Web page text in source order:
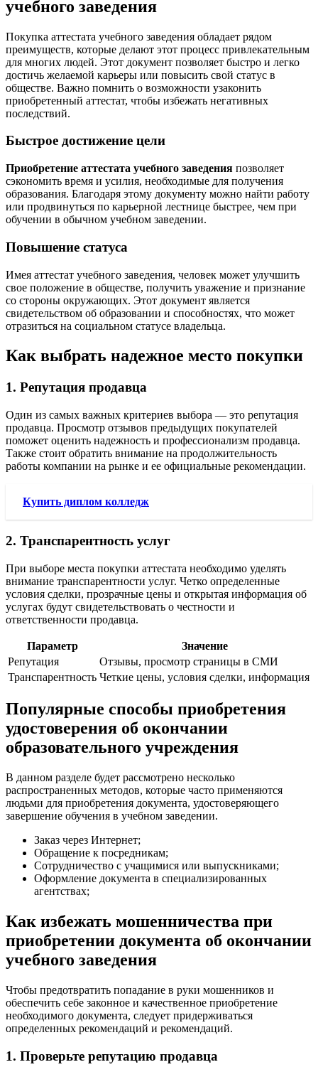
учебного заведения
Покупка аттестата учебного заведения обладает рядом
преимуществ, которые делают этот процесс привлекательным
для многих людей. Этот документ позволяет быстро и легко
достичь желаемой карьеры или повысить свой статус в
обществе. Важно помнить о возможности узаконить
приобретенный аттестат, чтобы избежать негативных
последствий.
Быстрое достижение цели
Приобретение аттестата учебного заведения позволяет
сэкономить время и усилия, необходимые для получения
образования. Благодаря этому документу можно найти работу
или продвинуться по карьерной лестнице быстрее, чем при
обучении в обычном учебном заведении.
Повышение статуса
Имея аттестат учебного заведения, человек может улучшить
свое положение в обществе, получить уважение и признание
со стороны окружающих. Этот документ является
свидетельством об образовании и способностях, что может
отразиться на социальном статусе владельца.
Как выбрать надежное место покупки
1. Репутация продавца
Один из самых важных критериев выбора — это репутация
продавца. Просмотр отзывов предыдущих покупателей
поможет оценить надежность и профессионализм продавца.
Также стоит обратить внимание на продолжительность
работы компании на рынке и ее официальные рекомендации.
Купить диплом колледж
2. Транспарентность услуг
При выборе места покупки аттестата необходимо уделять
внимание транспарентности услуг. Четко определенные
условия сделки, прозрачные цены и открытая информация об
услугах будут свидетельствовать о честности и
ответственности продавца.
Параметр
Значение
Репутация
Отзывы, просмотр страницы в СМИ
Транспарентность Четкие цены, условия сделки, информация
Популярные способы приобретения
удостоверения об окончании
образовательного учреждения
В данном разделе будет рассмотрено несколько
распространенных методов, которые часто применяются
людьми для приобретения документа, удостоверяющего
завершение обучения в учебном заведении.
Заказ через Интернет;
Обращение к посредникам;
Сотрудничество с учащимися или выпускниками;
Оформление документа в специализированных
агентствах;
Как избежать мошенничества при
приобретении документа об окончании
учебного заведения
Чтобы предотвратить попадание в руки мошенников и
обеспечить себе законное и качественное приобретение
необходимого документа, следует придерживаться
определенных рекомендаций и рекомендаций.
1. Проверьте репутацию продавца